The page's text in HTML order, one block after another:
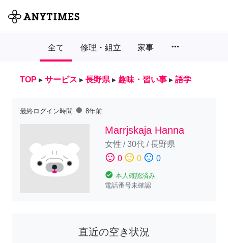
全て 修理・組立 家事 more_horiz
TOP ▸ サービス ▸ 長野県 ▸ 趣味・習い事 ▸ 語学
最終ログイン時間 fiber_manual_record 8年前
Marrjskaja Hanna
女性 /30代/長野県
sentiment_satisfied 0 sentiment_neutral 0 sentiment_dissatisfied 0
check_circle 本人確認済み
電話番号未確認
直近の空き状況